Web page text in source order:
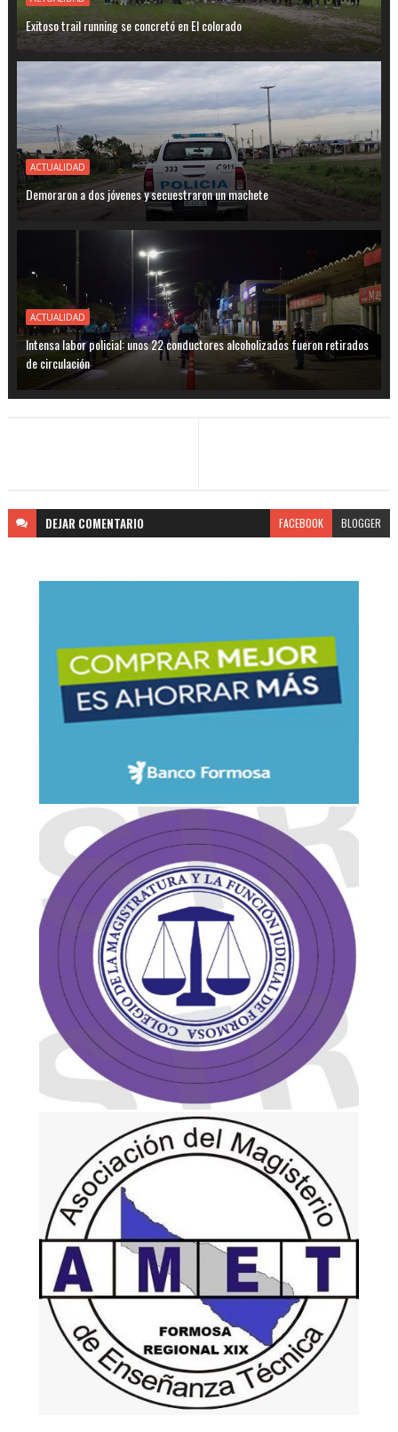
Exitoso trail running se concretó en El colorado
ACTUALIDAD
Demoraron a dos jóvenes y secuestraron un machete
ACTUALIDAD
Intensa labor policial: unos 22 conductores alcoholizados fueron retirados
de circulación
DEJAR COMENTARIO FACEBOOK BLOGGER